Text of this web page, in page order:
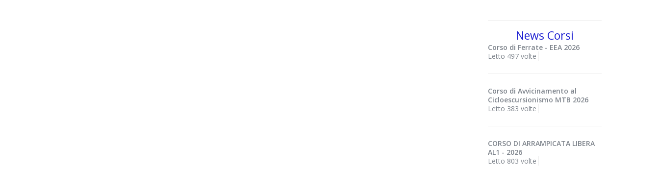
News Corsi
Corso di Ferrate - EEA 2026
Letto 497 volte
Corso di Avvicinamento al
Cicloescursionismo MTB 2026
Letto 383 volte
CORSO DI ARRAMPICATA LIBERA
AL1 - 2026
Letto 803 volte